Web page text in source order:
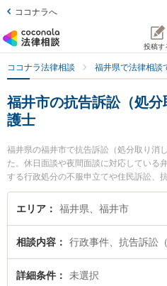
ココナラへ
投稿す
ココナラ法律相談 福井県で法律相談
福井市の抗告訴訟（処
護士
福井県の福井市で抗告訴訟（処分取り消
た。休日面談や夜間面談に対応している
する行政処分の不服申立てや住民訴訟、
な分野での絞り込み検索もでき便利です
事務所の光照 良眞弁護士や福井ひかり法
したい』『抗告訴訟（処分取り消し等）
護士を検索したい』『初回相談無料で抗
できる福井市内の弁護士に相談予約した
エリア 福井県、福井市
相談内容 行政事件、抗告訴訟
詳細条件 未選択